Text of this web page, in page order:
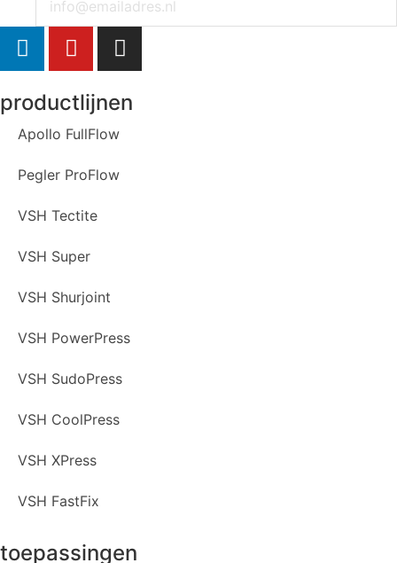
productlijnen
Apollo FullFlow
Pegler ProFlow
VSH Tectite
VSH Super
VSH Shurjoint
VSH PowerPress
VSH SudoPress
VSH CoolPress
VSH XPress
VSH FastFix
toepassingen